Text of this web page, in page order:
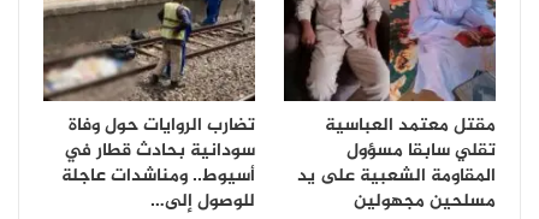
مقتل معتمد العباسية
تقلي سابقا مسؤول
المقاومة الشعبية على يد
مسلحين مجهولين
تضارب الروايات حول وفاة
سودانية بحادث قطار في
أسيوط.. ومناشدات عاجلة
للوصول إلى…